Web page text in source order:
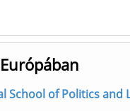
School of Politics and